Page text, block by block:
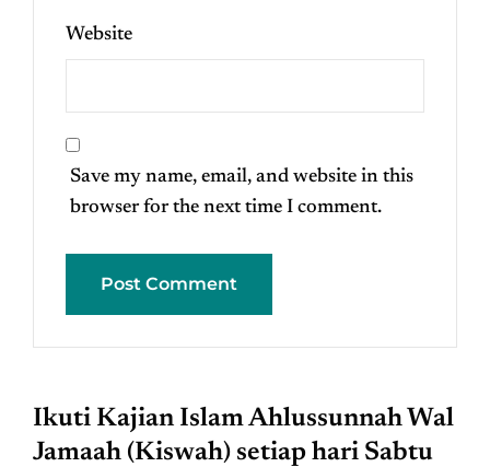
Website
Save my name, email, and website in this
browser for the next time I comment.
Ikuti Kajian Islam Ahlussunnah Wal
Jamaah (Kiswah) setiap hari Sabtu